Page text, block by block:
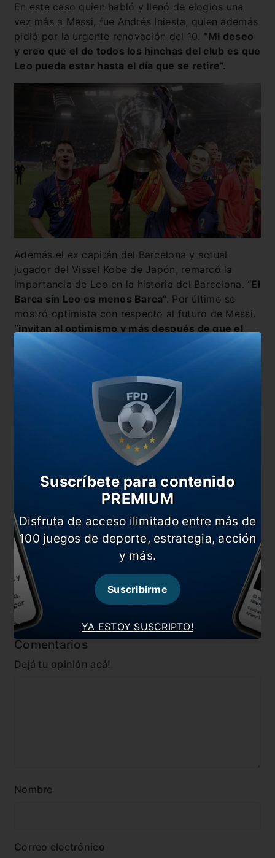
En este caso quien habló y llenó de elogios una
vez más a Messi, fue Andrés Iniesta, quien además
pidió por la urgente renovación del 10. “Mi deseo
y creo que el de todos los hinchas del club es que
Leo pueda estar hasta el día que se retire”.
Además el ex capitán del Barcelona y actual
jugador del Vissel Kobe de Japón, remarcó la
importancia de Leo en la historia del Barcelona. “El
Barca sin Leo es menos Barca“. Por último se
mostró optimista con respecto al futuro de Messi.
“invitan al optimismo y más después de que el
presidente Joan Laporta y Jorge Messi padre del
jugador, se reunieran y tuvieran sensaciones
También te puede interesar
Gol de Messi en la victoria del Barcelona
Se dio a conocer la sanción a Messi
“El Barça no puede estar más tiempo sin
presidente”
Duro editorial contra Messi en la Tv Española por la
En esta nota:
#Barcelona #Iniesta
#Internacional #Messi
#Noticia
Comentarios
Dejá tu opinión acá!
Nombre
Correo electrónico
YA ESTOY SUSCRIPTO!
Suscríbete para contenido
PREMIUM
Disfruta de acceso ilimitado entre más de
100 juegos de deporte, estrategia, acción
y más.
Suscribirme